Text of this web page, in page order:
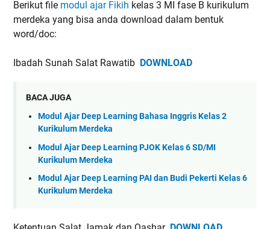
Berikut file modul ajar Fikih kelas 3 MI fase B kurikulum
merdeka yang bisa anda download dalam bentuk
word/doc:
Ibadah Sunah Salat Rawatib DOWNLOAD
BACA JUGA
Modul Ajar Deep Learning Bahasa Inggris Kelas 2
Kurikulum Merdeka
Modul Ajar Deep Learning PJOK Kelas 6 SD/MI
Kurikulum Merdeka
Modul Ajar Deep Learning PAI dan Budi Pekerti Kelas 6
Kurikulum Merdeka